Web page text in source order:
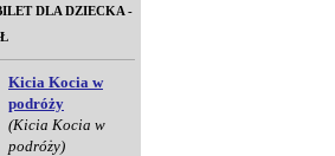
DLA DZIECKA -
Kicia Kocia w
podróży
(Kicia Kocia w
podróży)